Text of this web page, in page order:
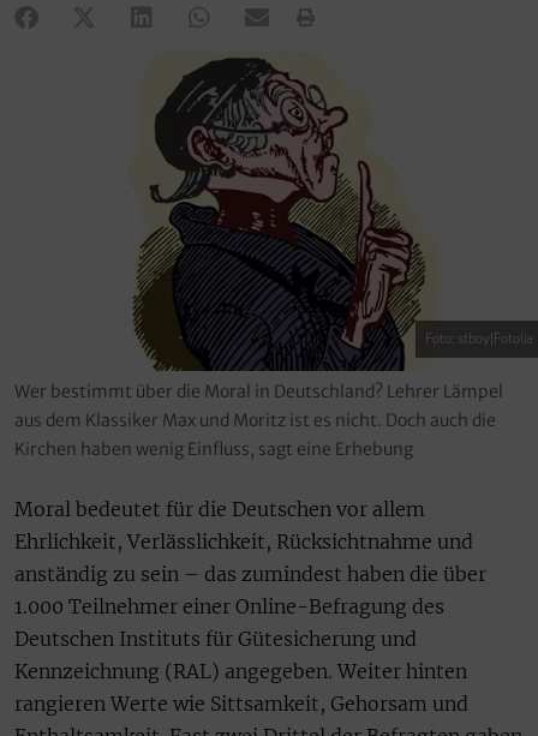
Foto: stboy|Fotolia
Wer bestimmt über die Moral in Deutschland? Lehrer Lämpel
aus dem Klassiker Max und Moritz ist es nicht. Doch auch die
Kirchen haben wenig Einfluss, sagt eine Erhebung
Moral bedeutet für die Deutschen vor allem
Ehrlichkeit, Verlässlichkeit, Rücksichtnahme und
anständig zu sein – das zumindest haben die über
1.000 Teilnehmer einer Online-Befragung des
Deutschen Instituts für Gütesicherung und
Kennzeichnung (RAL) angegeben. Weiter hinten
rangieren Werte wie Sittsamkeit, Gehorsam und